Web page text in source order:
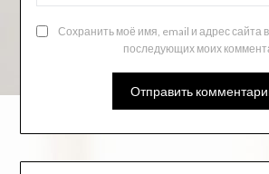
Сохранить моё имя, email и адрес сайта
последующих моих